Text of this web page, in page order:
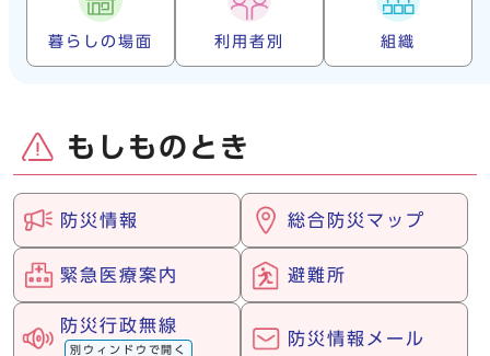
暮らしの場面 利用者別 組織
もしものとき
防災情報 総合防災マップ
緊急医療案内 避難所
防災行政無線
別ウィンドウで開く
防災情報メール